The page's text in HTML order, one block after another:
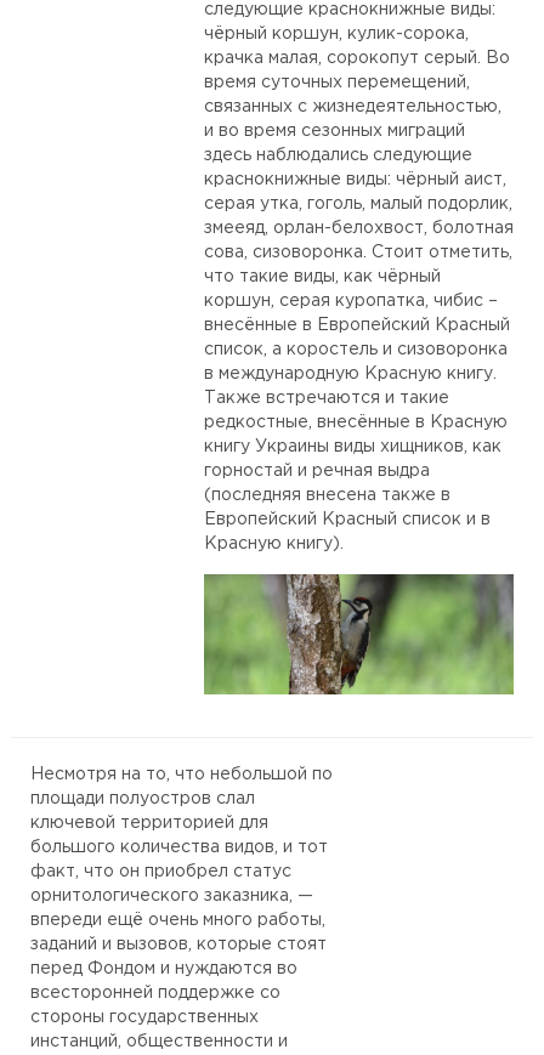
следующие краснокнижные виды:
чёрный коршун, кулик-сорока,
крачка малая, сорокопут серый. Во
время суточных перемещений,
связанных с жизнедеятельностью,
и во время сезонных миграций
здесь наблюдались следующие
краснокнижные виды: чёрный аист,
серая утка, гоголь, малый подорлик,
змееяд, орлан-белохвост, болотная
сова, сизоворонка. Стоит отметить,
что такие виды, как чёрный
коршун, серая куропатка, чибис –
внесённые в Европейский Красный
список, а коростель и сизоворонка
в международную Красную книгу.
Также встречаются и такие
редкостные, внесённые в Красную
книгу Украины виды хищников, как
горностай и речная выдра
(последняя внесена также в
Европейский Красный список и в
Красную книгу).
Несмотря на то, что небольшой по
площади полуостров слал
ключевой территорией для
большого количества видов, и тот
факт, что он приобрел статус
орнитологического заказника, —
впереди ещё очень много работы,
заданий и вызовов, которые стоят
перед Фондом и нуждаются во
всесторонней поддержке со
стороны государственных
инстанций, общественности и